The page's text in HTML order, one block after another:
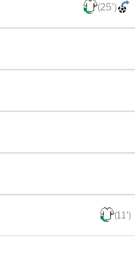
(25')
(11')